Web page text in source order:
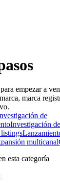
empezar a
marca
de
Investigación
multicanal
esta categoría